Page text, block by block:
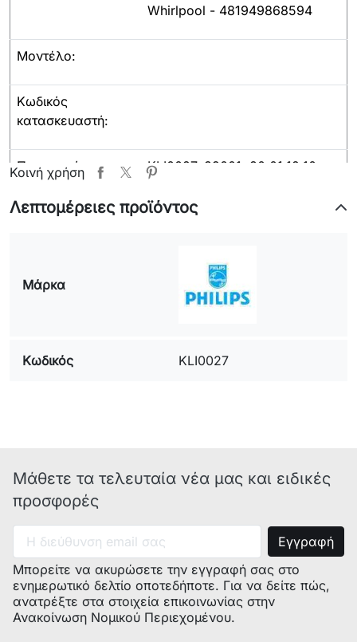
Whirlpool - 481949868594
Μοντέλο:
Κωδικός
κατασκευαστή:
Παρατηρήσεις:
KLI0027, 39001, 80.01.12.10.,
Κοινή χρήση
Λεπτομέρειες προϊόντος
Μάρκα
Κωδικός KLI0027
Μάθετε τα τελευταία νέα μας και ειδικές
προσφορές
Μπορείτε να ακυρώσετε την εγγραφή σας στο
ενημερωτικό δελτίο οποτεδήποτε. Για να δείτε πώς,
ανατρέξτε στα στοιχεία επικοινωνίας στην
Ανακοίνωση Νομικού Περιεχομένου.